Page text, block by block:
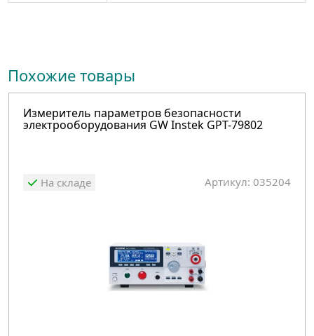
Похожие товары
Измеритель параметров безопасности
электрооборудования GW Instek GPT-79802
На складе Артикул: 035204